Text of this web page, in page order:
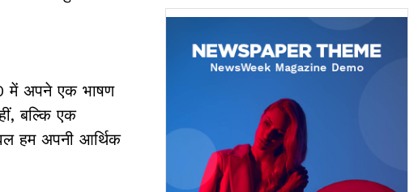
में अपने एक भाषण
बल्कि एक
हम अपनी आर्थिक